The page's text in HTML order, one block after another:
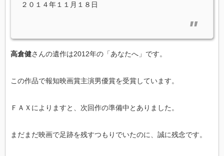
２０１４年１１月１８日
高倉健さんの遺作は2012年の「あなたへ」です。
この作品で報知映画賞主演男優賞を受賞しています。
ＦＡＸによりますと、次回作の準備中とありました。
まだまだ映画で足跡を残すつもりでいたのに、誠に残念です。